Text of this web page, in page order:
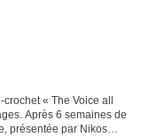
« The Voice all
Après 6 semaines de
présentée par Nikos